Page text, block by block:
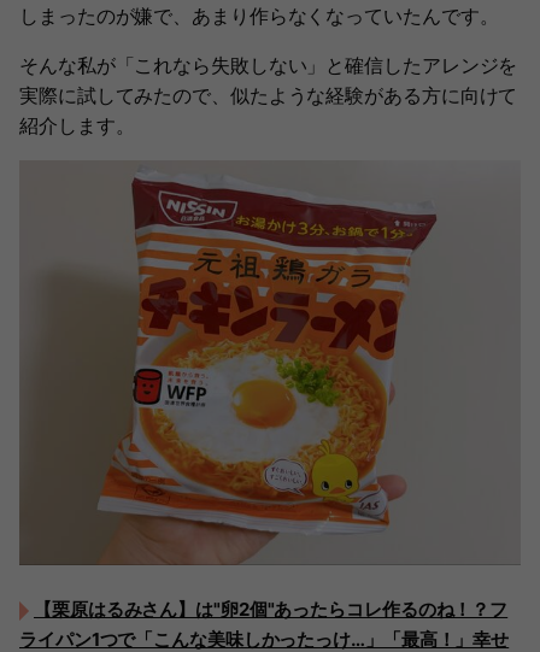
しまったのが嫌で、あまり作らなくなっていたんです。
そんな私が「これなら失敗しない」と確信したアレンジを
実際に試してみたので、似たような経験がある方に向けて
紹介します。
【栗原はるみさん】は"卵2個"あったらコレ作るのね！？フ
ライパン1つで「こんな美味しかったっけ…」「最高！」幸せ